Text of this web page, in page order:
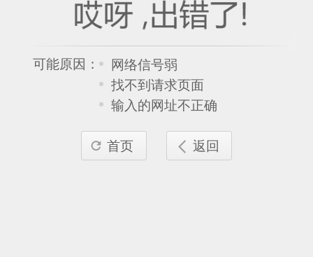
可能原因：
网络信号弱
找不到请求页面
输入的网址不正确
 首页  返回